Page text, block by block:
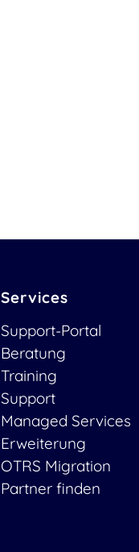
Services
Support-Portal
Beratung
Training
Support
Managed Services
Erweiterung
OTRS Migration
Partner finden